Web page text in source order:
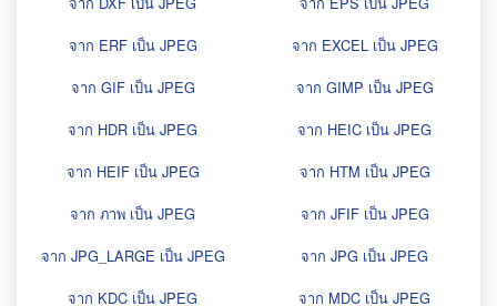
จาก ERF เป็น JPEG
จาก EXCEL เป็น JPEG
จาก GIF เป็น JPEG
จาก GIMP เป็น JPEG
จาก HDR เป็น JPEG
จาก HEIC เป็น JPEG
จาก HEIF เป็น JPEG
จาก HTM เป็น JPEG
จาก ภาพ เป็น JPEG
จาก JFIF เป็น JPEG
จาก JPG_LARGE เป็น JPEG
จาก JPG เป็น JPEG
จาก KDC เป็น JPEG
จาก MDC เป็น JPEG